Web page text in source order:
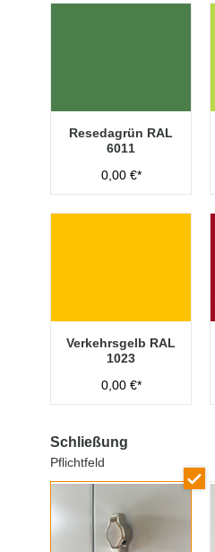
Resedagrün RAL
6011
0,00 €*
Verkehrsgelb RAL
1023
0,00 €*
Schließung
Pflichtfeld